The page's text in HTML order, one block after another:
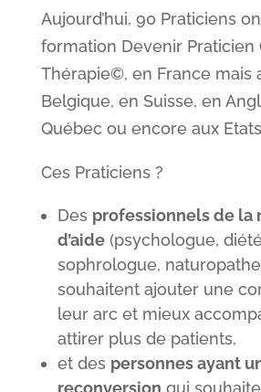
Aujourd’hui, 90 Praticiens
formation Devenir Praticien
Thérapie©, en France mais
Belgique, en Suisse, en
Québec ou encore aux
Ces Praticiens ?
Des professionnels de la
d’aide(psychologue,
sophrologue,
souhaitent ajouter une
leur arc et mieux
attirer plus de patients,
et des personnes ayant
reconversion qui